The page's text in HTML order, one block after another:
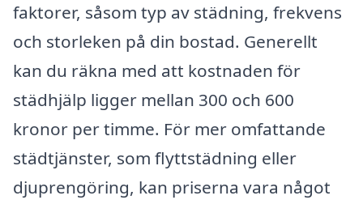
faktorer, såsom typ av städning, frekvens
och storleken på din bostad. Generellt
kan du räkna med att kostnaden för
städhjälp ligger mellan 300 och 600
kronor per timme. För mer omfattande
städtjänster, som flyttstädning eller
djuprengöring, kan priserna vara något